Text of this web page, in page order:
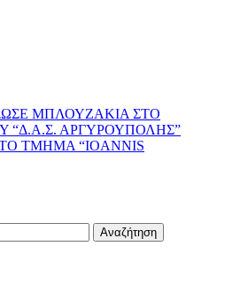
ΜΠΛΟΥΖΑΚΙΑ ΣΤΟ
ΑΡΓΥΡΟΥΠΟΛΗΣ”
ΤΜΗΜΑ “IOANNIS